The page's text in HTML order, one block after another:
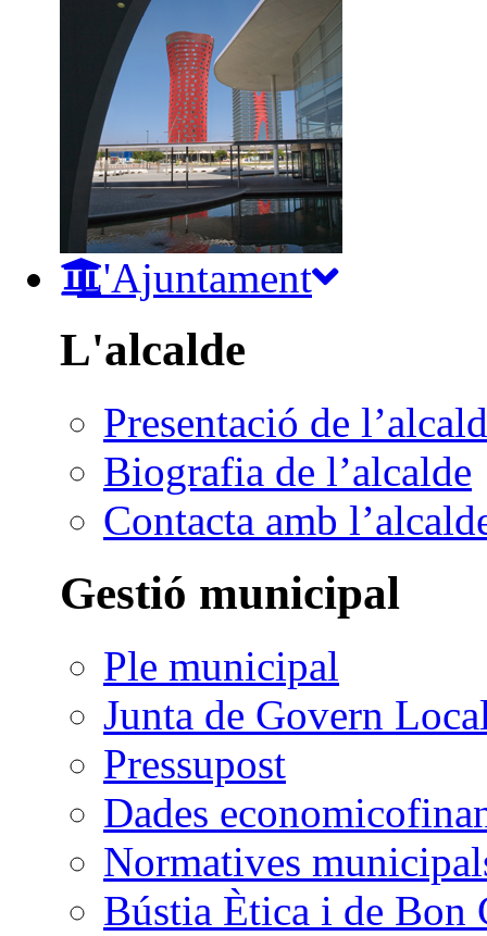
L'Ajuntament
L'alcalde
Presentació de
Biografia de l’alcalde
Contacta amb
Gestió municipal
Ple municipal
Junta de Govern
Pressupost
Dades
Normatives
Bústia Ètica i de Bon